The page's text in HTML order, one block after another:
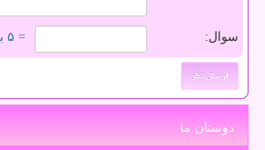
سوال: = ۵ بعلاوه ۴
دوستان ما